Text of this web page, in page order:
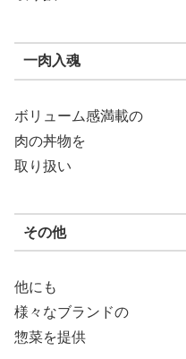
一肉入魂
ボリューム感満載の
肉の丼物を
取り扱い
その他
他にも
様々なブランドの
惣菜を提供